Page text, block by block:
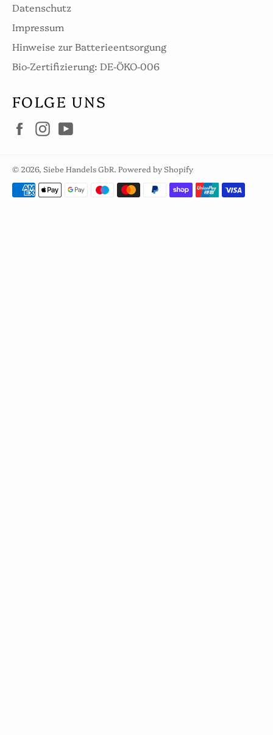
Datenschutz
Impressum
Hinweise zur Batterieentsorgung
Bio-Zertifizierung: DE-ÖKO-006
FOLGE UNS
FacebookInstagram
© 2026, Siebe Handels GbR. Powered by Shopify
Zahlungsarten